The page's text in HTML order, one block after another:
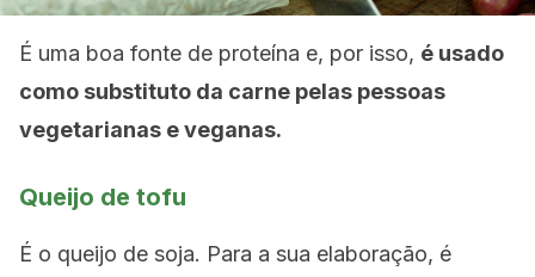
É uma boa fonte de proteína e, por isso, é usado
como substituto da carne pelas pessoas
vegetarianas e veganas.
Queijo de tofu
É o queijo de soja. Para a sua elaboração, é